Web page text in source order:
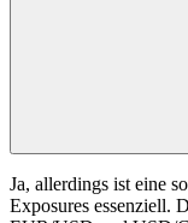
Ja, allerdings ist eine
Exposures essenziell.